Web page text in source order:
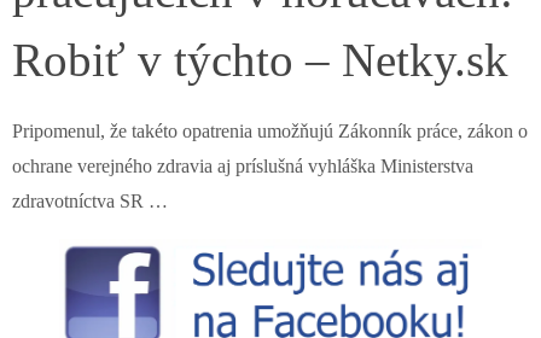
Robiť v týchto – Netky.sk
Pripomenul, že takéto opatrenia umožňujú Zákonník práce, zákon o
ochrane verejného zdravia aj príslušná vyhláška Ministerstva
zdravotníctva SR …